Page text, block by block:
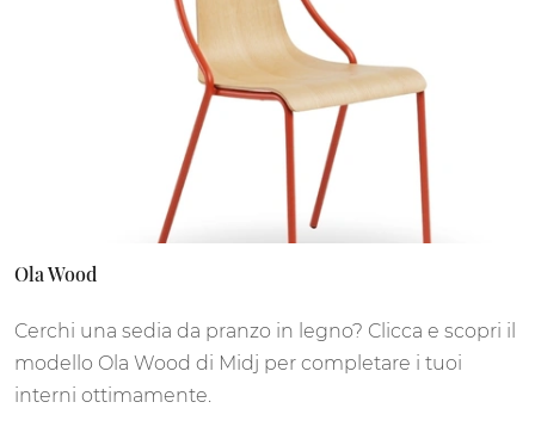
Ola Wood
Cerchi una sedia da pranzo in legno? Clicca e scopri il
modello Ola Wood di Midj per completare i tuoi
interni ottimamente.